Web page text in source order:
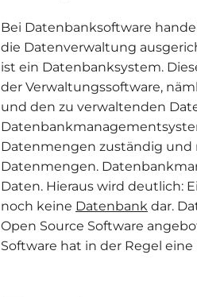
Bei Datenbanksoftware
die Datenverwaltung
ist ein Datenbanksystem.
der Verwaltungssoftware,
und den zu verwaltenden
Datenmengen zuständig und
Datenmengen.
Daten. Hieraus wird deutlich:
noch keine Datenbank dar.
Open Source Software
Software hat in der Regel